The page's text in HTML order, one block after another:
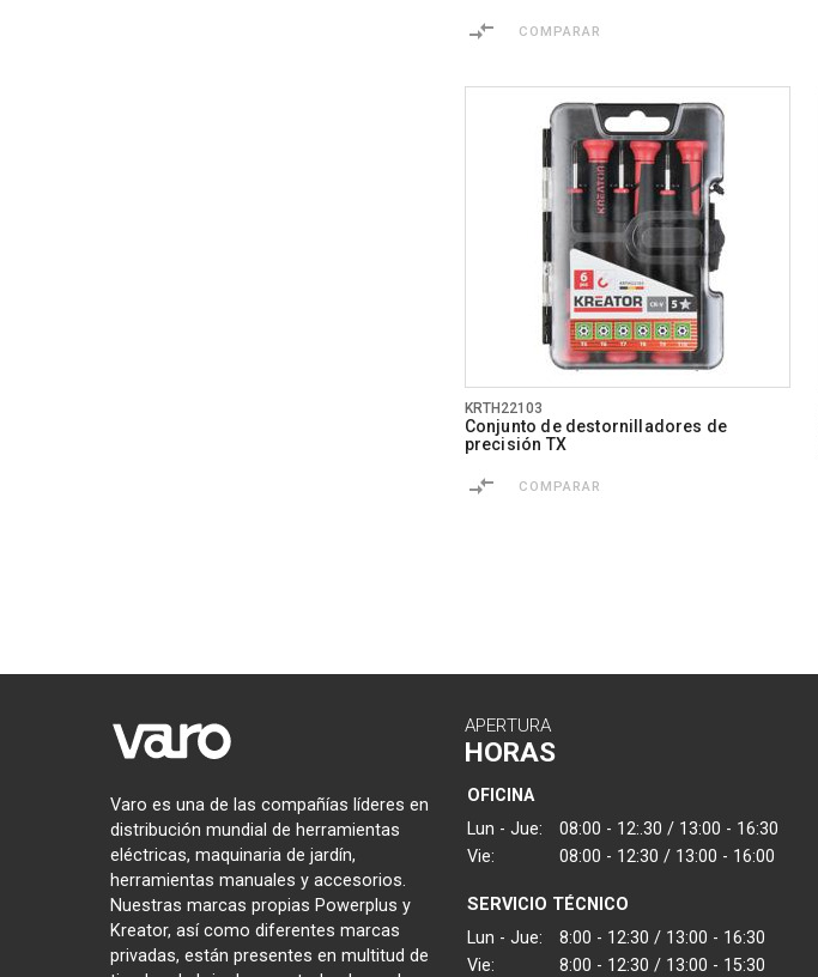
COMPARAR
KRTH22103
Conjunto de destornilladores de
precisión TX
COMPARAR
Varo es una de las compañías líderes en
distribución mundial de herramientas
eléctricas, maquinaria de jardín,
herramientas manuales y accesorios.
Nuestras marcas propias Powerplus y
Kreator, así como diferentes marcas
privadas, están presentes en multitud de
APERTURA
HORAS
OFICINA
Lun - Jue:
08:00 - 12:.30 / 13:00 - 16:30
Vie:
08:00 - 12:30 / 13:00 - 16:00
SERVICIO TÉCNICO
Lun - Jue:
8:00 - 12:30 / 13:00 - 16:30
Vie:
8:00 - 12:30 / 13:00 - 15:30